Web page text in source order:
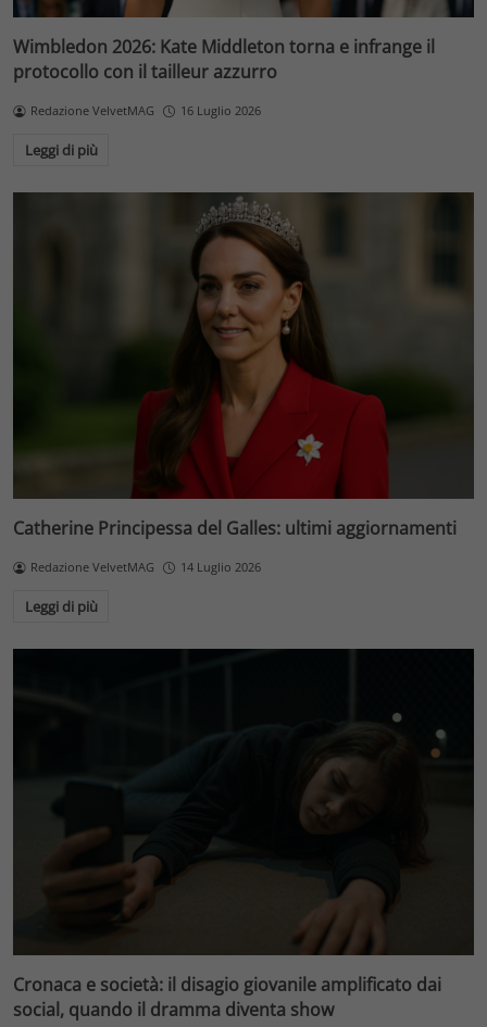
Wimbledon 2026: Kate Middleton torna e infrange il
protocollo con il tailleur azzurro
Redazione VelvetMAG 16 Luglio 2026
Leggi di più
Catherine Principessa del Galles: ultimi aggiornamenti
Redazione VelvetMAG 14 Luglio 2026
Leggi di più
Cronaca e società: il disagio giovanile amplificato dai
social, quando il dramma diventa show